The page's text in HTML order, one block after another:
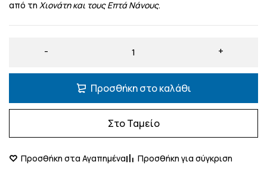
από τη Χιονάτη και τους Επτά Νάνους.
Προσθήκη στο καλάθι
Στο Ταμείο